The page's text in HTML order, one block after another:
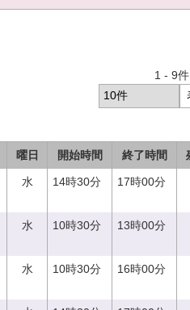
1 - 9
曜日 開始時間 終了時間
水 14時30分 17時00分
水 10時30分 13時00分
水 10時30分 16時00分